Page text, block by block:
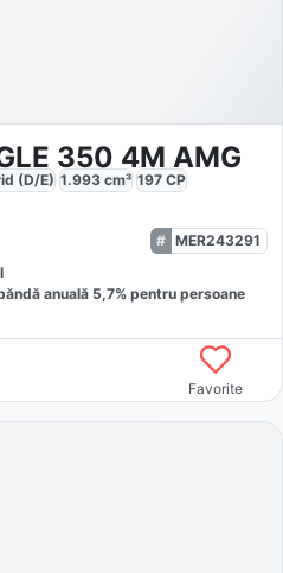
350 4M AMG
(D/E) 1.993 cm³ 197 CP
MER243291
anuală 5,7% pentru persoane
Favorite